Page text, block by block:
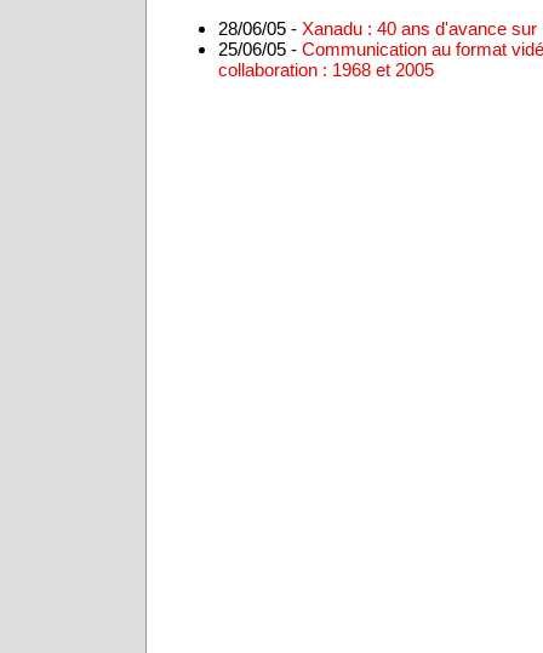
28/06/05 - Xanadu : 40 ans d'avance sur
25/06/05 - Communication au format
collaboration : 1968 et 2005